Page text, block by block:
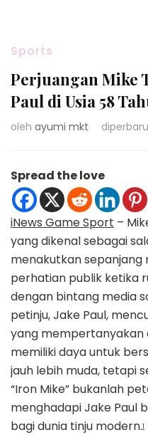
Sports
Perjuangan Mike
Paul di Usia 58
oleh ayumi mkt
Spread the love
iNews Game Sport –
yang dikenal sebagai
menakutkan sepanjang
perhatian publik ketika
dengan bintang media
petinju, Jake Paul,
yang mempertanyakan
memiliki daya untuk
jauh lebih muda, tetapi
“Iron Mike” bukanlah
menghadapi Jake Paul
bagi dunia tinju modern.1